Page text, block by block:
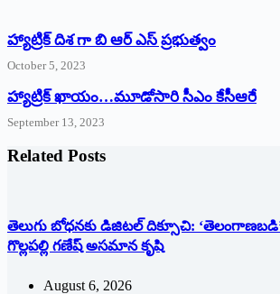
హ్యాట్రిక్ దిశ గా బి ఆర్ ఎస్ ప్రభుత్వం
October 5, 2023
హ్యాట్రిక్‌ ‌ఖాయం…మూడోసారి సీఎం కేసీఆరే
September 13, 2023
Related Posts
తెలుగు బోధనకు డిజిటల్ దిక్సూచి:
గొల్లపల్లి గణేష్ అసమాన కృషి
August 6, 2026